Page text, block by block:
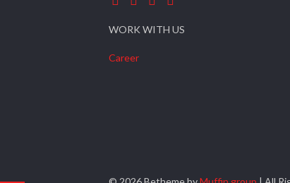
WORK WITH US
Career